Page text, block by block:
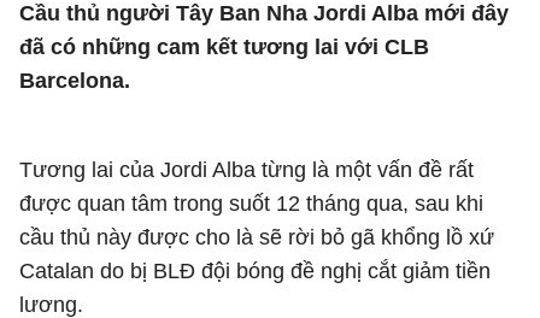
Cầu thủ người Tây Ban Nha Jordi Alba mới đây
đã có những cam kết tương lai với CLB
Barcelona.
Tương lai của Jordi Alba từng là một vấn đề rất
được quan tâm trong suốt 12 tháng qua, sau khi
cầu thủ này được cho là sẽ rời bỏ gã khổng lồ xứ
Catalan do bị BLĐ đội bóng đề nghị cắt giảm tiền
lương.